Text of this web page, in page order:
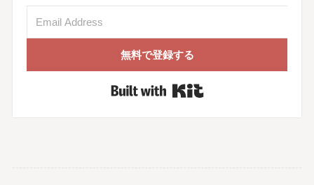
無料で登録する
Built with Kit